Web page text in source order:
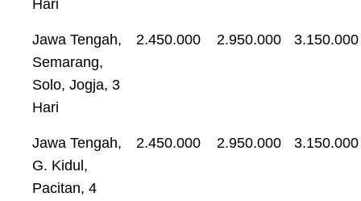
Hari
Jawa Tengah,
Semarang,
Solo, Jogja, 3
Hari
2.450.000 2.950.000 3.150.000
Jawa Tengah,
G. Kidul,
Pacitan, 4
2.450.000 2.950.000 3.150.000